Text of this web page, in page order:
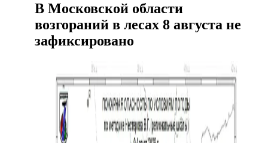
В Московской области
возгораний в лесах 8 августа не
зафиксировано